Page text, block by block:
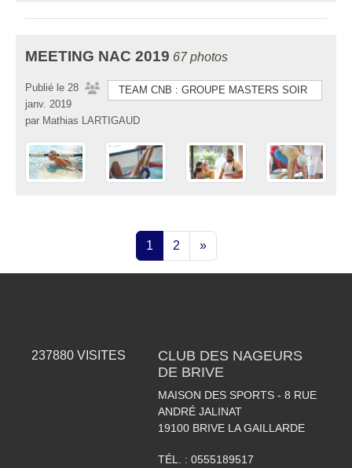
MEETING NAC 2019 67 photos
TEAM CNB : GROUPE MASTERS SOIR
Publié le 28
janv. 2019
par Mathias LARTIGAUD
1 2 »
237880 VISITES
CLUB DES NAGEURS
DE BRIVE
MAISON DES SPORTS - 8 RUE
ANDRÉ JALINAT
19100 BRIVE LA GAILLARDE
TÉL. : 0555189517